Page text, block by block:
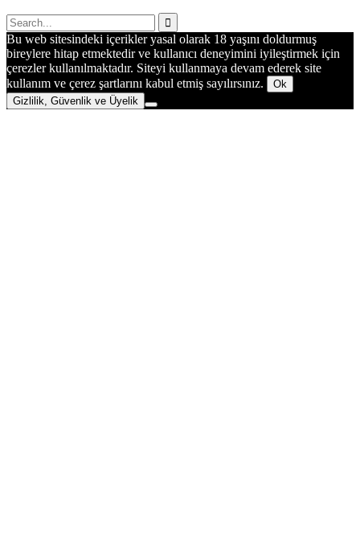
Bu web sitesindeki içerikler yasal olarak 18 yaşını doldurmuş
bireylere hitap etmektedir ve kullanıcı deneyimini iyileştirmek için
çerezler kullanılmaktadır. Siteyi kullanmaya devam ederek site
kullanım ve çerez şartlarını kabul etmiş sayılırsınız.
Ok
Gizlilik, Güvenlik ve Üyelik